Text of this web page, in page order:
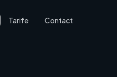
Tarife Contact